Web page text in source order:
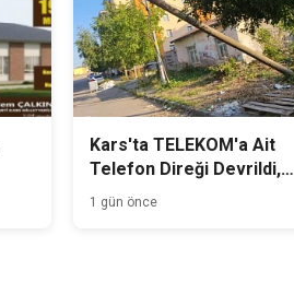
Kars'ta TELEKOM'a Ait
Telefon Direği Devrildi,
Mahalle Sakinleri Önlem
Bekliyor
1 gün önce